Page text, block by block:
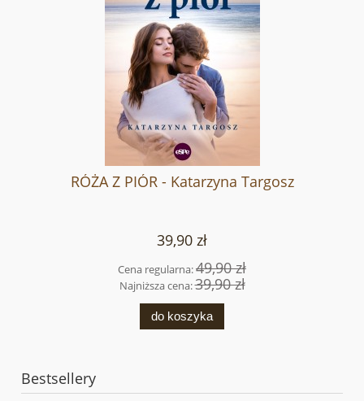
RÓŻA Z PIÓR - Katarzyna Targosz
39,90 zł
Cena regularna:49,90 zł
Najniższa cena:39,90 zł
do koszyka
Bestsellery